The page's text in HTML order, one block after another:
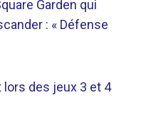
Garden qui
: « Défense
des jeux 3 et 4